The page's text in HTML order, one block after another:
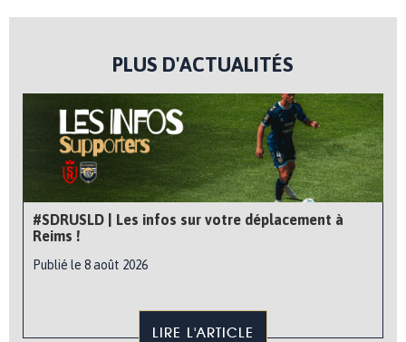
PLUS D'ACTUALITÉS
#SDRUSLD | Les infos sur votre déplacement à
Reims !
Publié le 8 août 2026
LIRE L'ARTICLE